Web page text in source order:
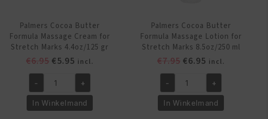
Palmers Cocoa Butter
Formula Massage Cream for
Stretch Marks 4.4oz/125 gr
€6.95 Oorspronkelijke
was:
€6.95.
€5.95 Huidige
prijs
is:
€5.95.
incl.
Palmers
Cocoa
Butter
- +
In Winkelmand
Palmers Cocoa Butter
Formula Massage Lotion for
Stretch Marks 8.5oz/250 ml
€7.95 Oorspronkelijke
was:
€7.95.
€6.95 Huidige
prijs
is:
€6.95.
incl.
Palmers
Cocoa
Butter
- +
In Winkelmand